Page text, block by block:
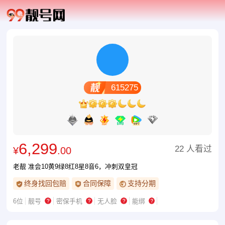
615275
¥6,299.00 22 人看过
老靓 准会10黄9绿8红8星8音6，冲刺双皇冠
终身找回包赔 合同保障 支持分期
6位 靓号 密保手机 无人脸 能绑